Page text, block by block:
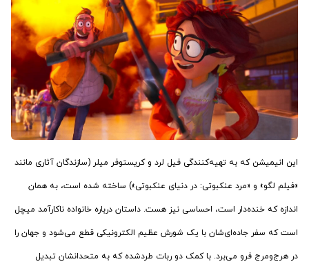
این انیمیشن که به تهیه‌کنندگی فیل لرد و کریستوفر میلر (سازندگان آثاری مانند
«فیلم لگو» و «مرد عنکبوتی: در دنیای عنکبوتی») ساخته شده است، به همان
اندازه که خنده‌دار است، احساسی نیز هست. داستان درباره خانواده ناکارآمد میچل
است که سفر جاده‌ای‌شان با یک شورش عظیم الکترونیکی قطع می‌شود و جهان را
در هرج‌ومرج فرو می‌برد. با کمک دو ربات طردشده که به متحدانشان تبدیل